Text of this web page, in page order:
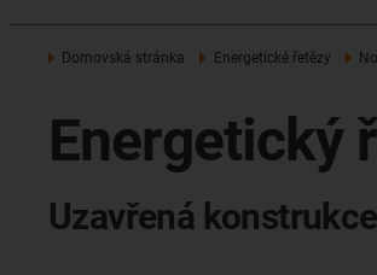
Domovská stránka Energetické řetězy
Energetický
Uzavřená